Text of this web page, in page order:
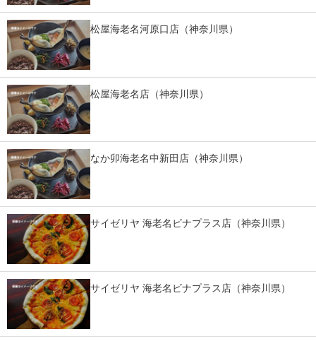
経営リーダーのコミュニティ
マーケ×ITの今がよく分かる
企業向けIT製品の総合サイト
IT製品の技術・比較・事例
製造業のIT導入・活用を支援
モノづくり技術者専門サイト
エレクトロニクス専門サイト
電子設計の基本と応用
エネルギーの専門メディア
建設×テクノロジーの最前線
松屋海老名河原口店（神奈川県）
松屋海老名店（神奈川県）
なか卯海老名中新田店（神奈川県）
サイゼリヤ 海老名ビナプラス店（神奈川県）
サイゼリヤ 海老名ビナプラス店（神奈川県）